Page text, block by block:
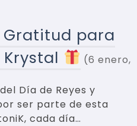
Gratitud para
Krystal
6 enero,
Día de Reyes y
ser parte de esta
cada día…